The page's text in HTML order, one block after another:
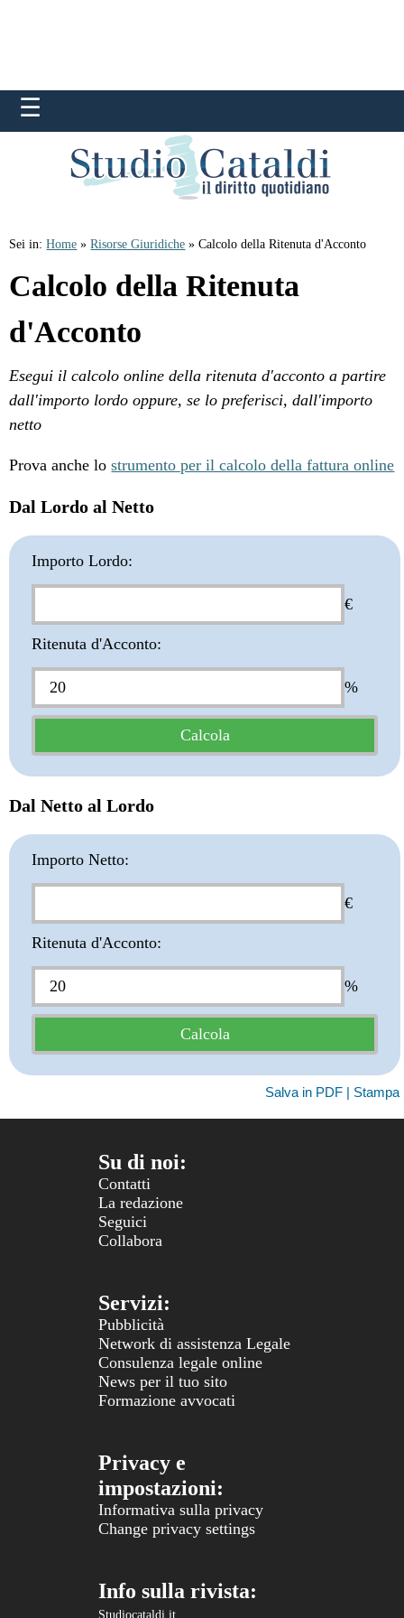
Sei in:Home »Risorse Giuridiche » Calcolo della Ritenuta d'Acconto
Calcolo della Ritenuta
d'Acconto
Esegui il calcolo online della ritenuta d'acconto a partire
dall'importo lordo oppure, se lo preferisci, dall'importo
netto
Prova anche lostrumento per il calcolo della fattura online
Dal Lordo al Netto
Importo Lordo:
€
Ritenuta d'Acconto:
%
Dal Netto al Lordo
Importo Netto:
€
Ritenuta d'Acconto:
%
Salva in PDF | Stampa
Su di noi:
Contatti
La redazione
Seguici
Collabora
Servizi:
Pubblicità
Network di assistenza Legale
Consulenza legale online
News per il tuo sito
Formazione avvocati
Privacy e
impostazioni:
Informativa sulla privacy
Change privacy settings
Info sulla rivista:
Studiocataldi.it